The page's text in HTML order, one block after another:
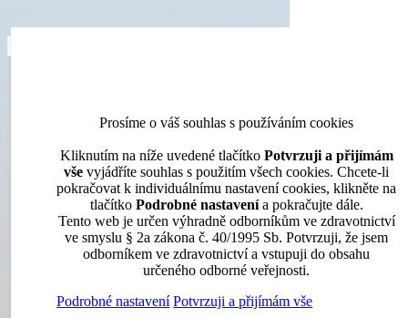
menu
search
twitter
Přehledy
Archiv katalogů
Jak portál funguje
vyberte produkt k porovnání V přehledu produktů vyberte
až tři produkty do porovnání nebo pro zaslání nezávazné
cenové nabídky.
vyberte produkt k porovnání V přehledu produktů vyberte
až tři produkty do porovnání nebo pro zaslání nezávazné
cenové nabídky.
Prosíme o váš souhlas s používáním cookies
Kliknutím na níže uvedené tlačítko Potvrzuji a přijímám
vše vyjádříte souhlas s použitím všech cookies. Chcete-li
pokračovat k individuálnímu nastavení cookies, klikněte na
tlačítko Podrobné nastavenía pokračujte dále.
Tento web je určen výhradně odborníkům ve zdravotnictví
ve smyslu § 2a zákona č. 40/1995 Sb. Potvrzuji, že jsem
odborníkem ve zdravotnictví a vstupuji do obsahu
určeného odborné veřejnosti.
Podrobné nastavení Potvrzuji a přijímám vše